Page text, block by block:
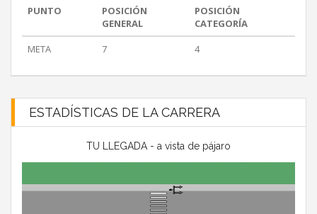
PUNTO
POSICIÓN
GENERAL
POSICIÓN
CATEGORÍA
META
7 4
ESTADÍSTICAS DE LA CARRERA
TU LLEGADA - a vista de pájaro